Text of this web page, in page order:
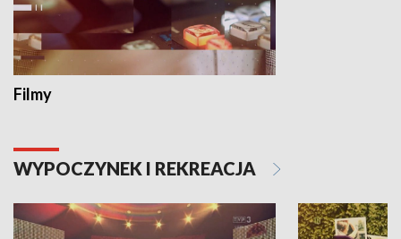
Filmy
WYPOCZYNEK I REKREACJA